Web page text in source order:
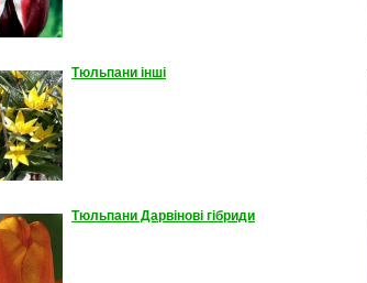
Тюльпани інші
Тюльпани Дарвінові гібриди